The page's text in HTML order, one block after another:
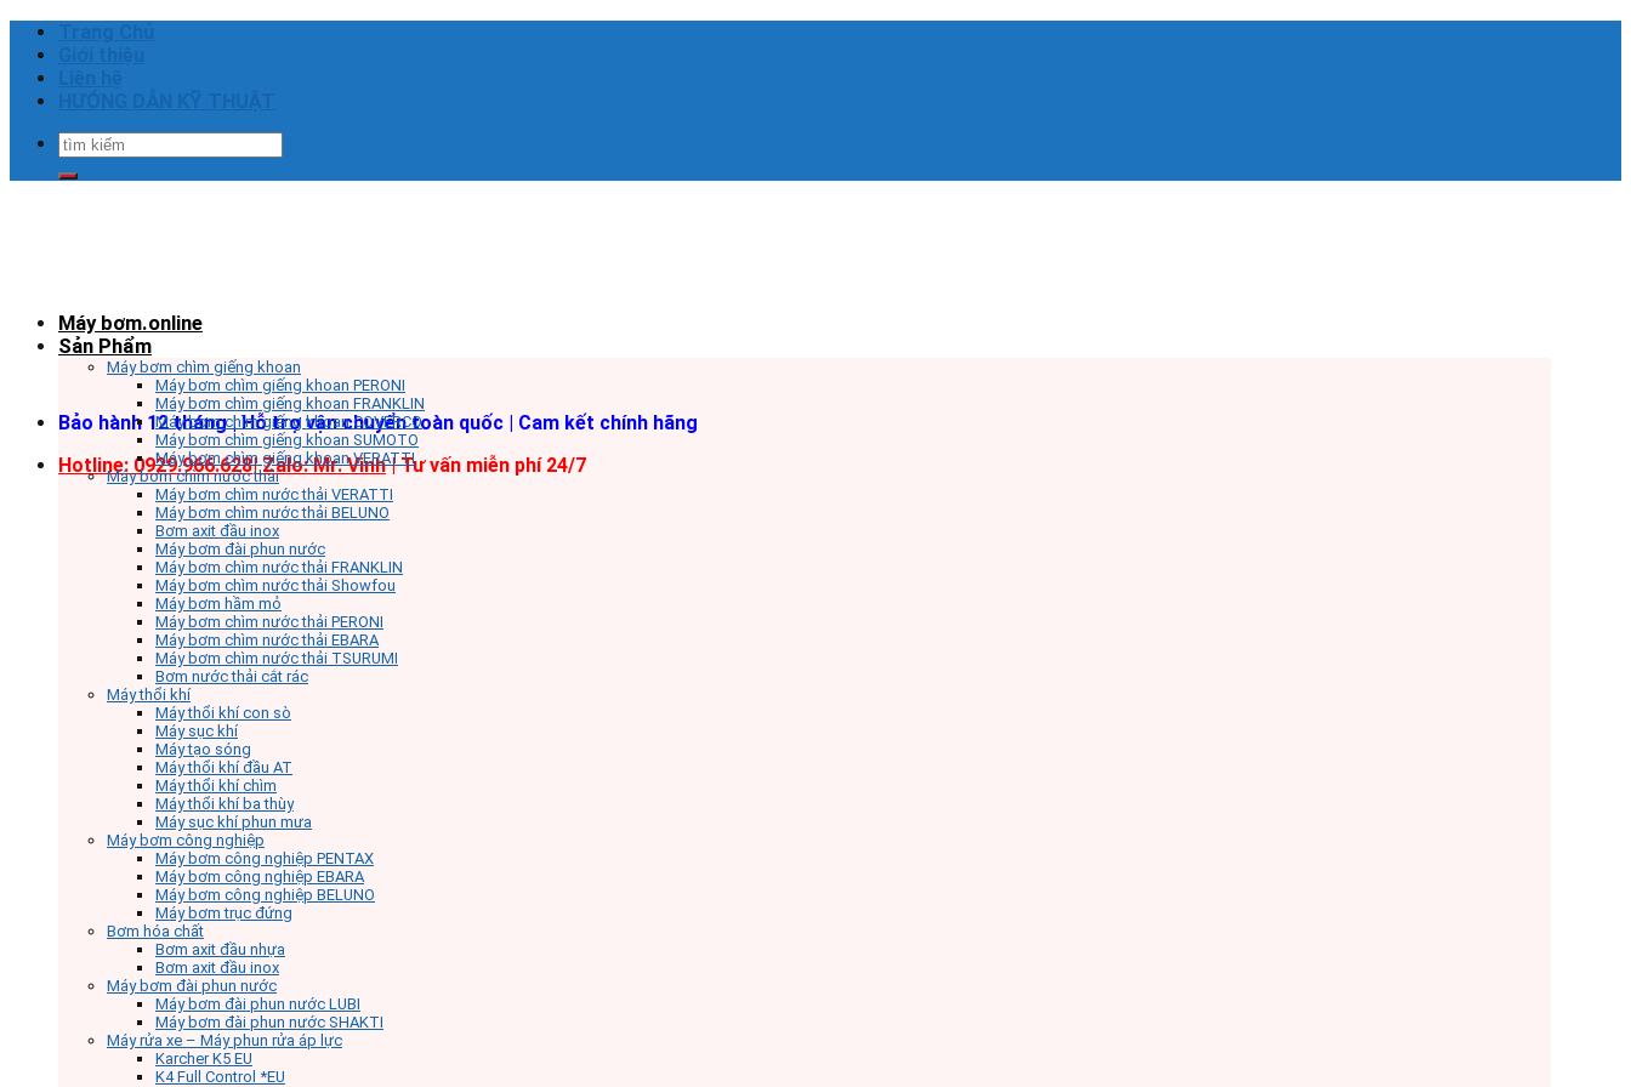
Skip
content
Tìm
Bảo hành 12 tháng | Hỗ trợ vận chuyển toàn quốc | Cam kết chính hãng
Hotline: 0929.966.628|Zalo: Mr. Vinh| Tư vấn miễn phí 24/7
Máy bơm.online
Sản Phẩm
Máy bơm chìm giếng khoan
Máy bơm chìm giếng khoan PERONI
Máy bơm chìm giếng khoan FRANKLIN
Máy bơm chìm giếng khoan COVERCO
Máy bơm chìm giếng khoan SUMOTO
Máy bơm chìm giếng khoan VERATTI
Máy bơm chìm nước thải
Máy bơm chìm nước thải VERATTI
Máy bơm chìm nước thải BELUNO
Bơm axit đầu inox
Máy bơm đài phun nước
Máy bơm chìm nước thải FRANKLIN
Máy bơm chìm nước thải Showfou
Máy bơm hầm mỏ
Máy bơm chìm nước thải PERONI
Máy bơm chìm nước thải EBARA
Máy bơm chìm nước thải TSURUMI
Bơm nước thải cắt rác
Máy thổi khí
Máy thổi khí con sò
Máy sục khí
Máy tạo sóng
Máy thổi khí đầu AT
Máy thổi khí chìm
Máy thổi khí ba thùy
Máy sục khí phun mưa
Máy bơm công nghiệp
Máy bơm công nghiệp PENTAX
Máy bơm công nghiệp EBARA
Máy bơm công nghiệp BELUNO
Máy bơm trục đứng
Bơm hóa chất
Bơm axit đầu nhựa
Bơm axit đầu inox
Máy bơm đài phun nước
Máy bơm đài phun nước LUBI
Máy bơm đài phun nước SHAKTI
Máy rửa xe – Máy phun rửa áp lực
Karcher K5 EU
K4 Full Control *EU